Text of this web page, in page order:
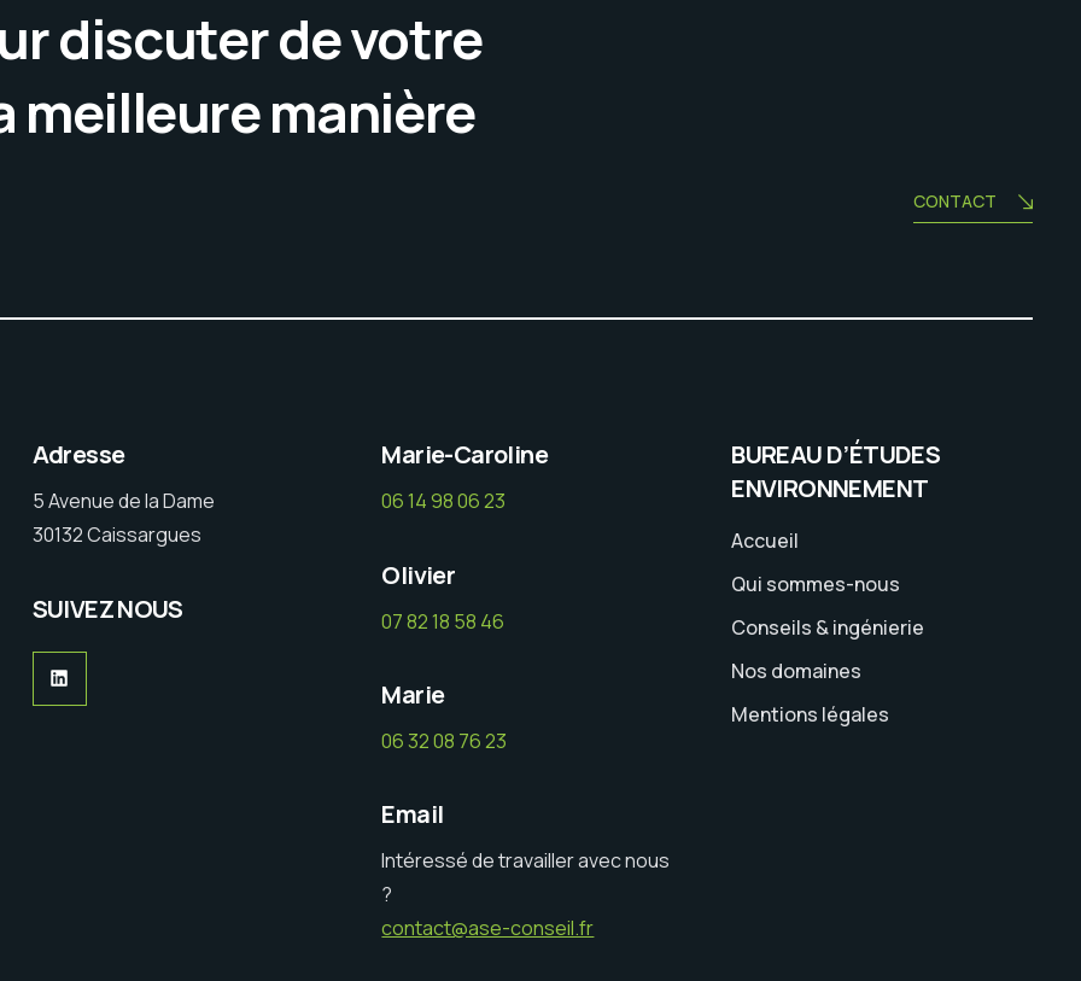
discuter de votre
manière
CONTACT
Adresse
5 Avenue de la Dame
30132 Caissargues
SUIVEZ NOUS
Marie-Caroline
06 14 98 06 23
Olivier
07 82 18 58 46
Marie
06 32 08 76 23
Email
Intéressé de travailler avec nous
?
contact@ase-conseil.fr
BUREAU D’ÉTUDES
ENVIRONNEMENT
Accueil
Qui sommes-nous
Conseils & ingénierie
Nos domaines
Mentions légales